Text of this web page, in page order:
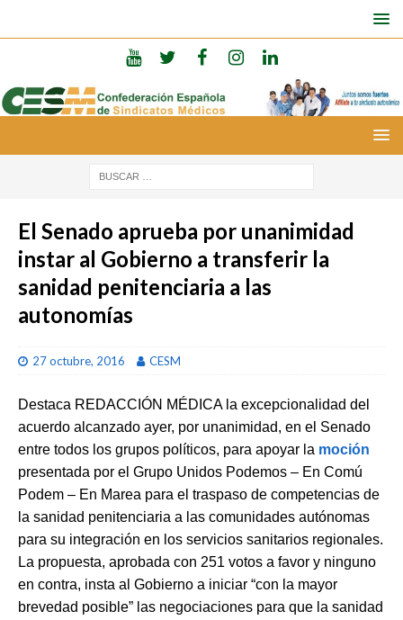
El Senado aprueba por unanimidad
instar al Gobierno a transferir la
sanidad penitenciaria a las
autonomías
27 octubre, 2016 CESM
Destaca REDACCIÓN MÉDICA la excepcionalidad del
acuerdo alcanzado ayer, por unanimidad, en el Senado
entre todos los grupos políticos, para apoyar la moción
presentada por el Grupo Unidos Podemos – En Comú
Podem – En Marea para el traspaso de competencias de
la sanidad penitenciaria a las comunidades autónomas
para su integración en los servicios sanitarios regionales.
La propuesta, aprobada con 251 votos a favor y ninguno
en contra, insta al Gobierno a iniciar “con la mayor
brevedad posible” las negociaciones para que la sanidad